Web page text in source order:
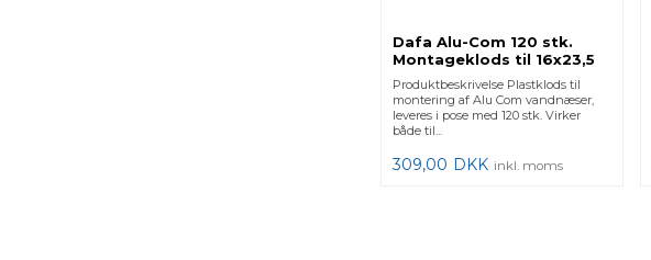
Dafa Alu-Com 120 stk.
Montageklods til 16x23,5
16x30 16x36
Produktbeskrivelse Plastklods til
montering af Alu Com vandnæser,
leveres i pose med 120 stk. Virker
både til...
309,00 DKK inkl. moms